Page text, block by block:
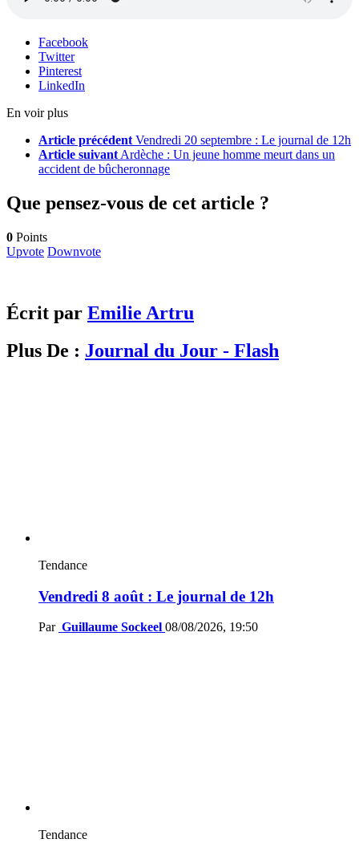
Facebook
Twitter
Pinterest
LinkedIn
En voir plus
Article précédent Vendredi 20 septembre : Le journal de 12h
Article suivant Ardèche : Un jeune homme meurt dans un
accident de bûcheronnage
Que pensez-vous de cet article ?
0 Points
Upvote Downvote
Écrit par Emilie Artru
Plus De : Journal du Jour - Flash
Tendance
Vendredi 8 août : Le journal de 12h
Par Guillaume Sockeel 08/08/2026, 19:50
Tendance